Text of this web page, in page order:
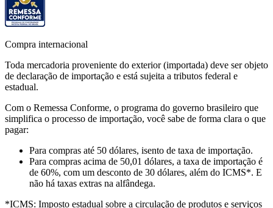
Compra internacional
Toda mercadoria proveniente do exterior (importada) deve ser objeto
de declaração de importação e está sujeita a tributos federal e
estadual.
Com o Remessa Conforme, o programa do governo brasileiro que
simplifica o processo de importação, você sabe de forma clara o que
pagar:
Para compras até 50 dólares, isento de taxa de importação.
Para compras acima de 50,01 dólares, a taxa de importação é
de 60%, com um desconto de 30 dólares, além do ICMS*. E
não há taxas extras na alfândega.
*ICMS: Imposto estadual sobre a circulação de produtos e serviços